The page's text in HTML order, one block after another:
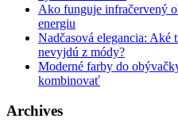
Ako funguje infračervený
energiu
Nadčasová elegancia:
nevyjdú z módy?
Moderné farby do
kombinovať
Archives